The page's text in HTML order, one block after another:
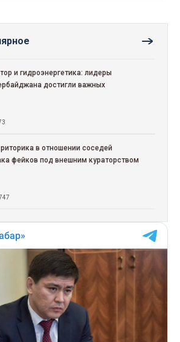
и гидроэнергетика: лидеры
достигли важных
в отношении соседей
фейков под внешним кураторством